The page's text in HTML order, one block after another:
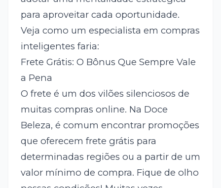
para aproveitar cada oportunidade.
Veja como um especialista em compras
inteligentes faria:
Frete Grátis: O Bônus Que Sempre Vale
a Pena
O frete é um dos vilões silenciosos de
muitas compras online. Na Doce
Beleza, é comum encontrar promoções
que oferecem frete grátis para
determinadas regiões ou a partir de um
valor mínimo de compra. Fique de olho